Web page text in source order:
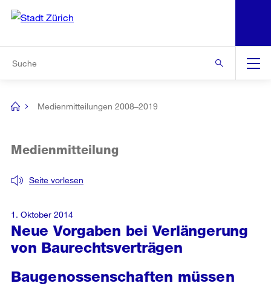
Navigation
[no
Medienmitteilungen 2008–2019
Neue Vorgaben bei Verlängerung
von Baurechtsverträgen
Seite vorlesen
Medienmitteilung
Baugenossenschaften müssen
1. Oktober 2014